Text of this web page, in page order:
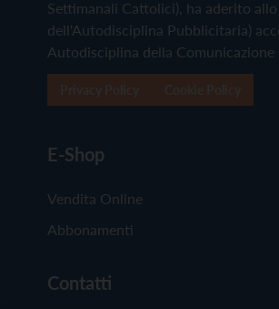
Settimanali Cattolici), ha aderito
dell'Autodisciplina Pubblicitaria)
Autodisciplina della Comunicazione
E-Shop
Vendita Online
Abbonamenti
Contatti